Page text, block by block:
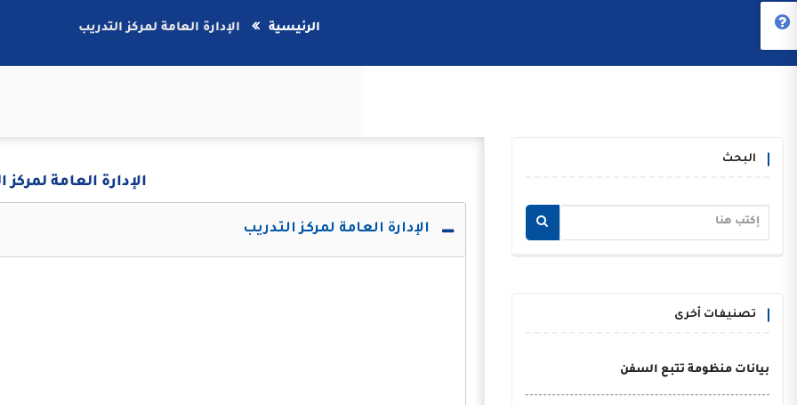
الرئيسية الإدارة العامة لمركز التدريب
البحث
تصنيفات أخرى
بيانات منظومة تتبع السفن
الإدارة العامة لمركز
الإدارة العامة لمركز التدريب